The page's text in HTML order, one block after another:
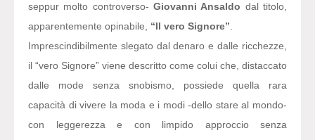
seppur molto controverso- Giovanni Ansaldo dal titolo,
apparentemente opinabile, “Il vero Signore”
Imprescindibilmente slegato dal denaro e dalle ricchezze,
il “vero Signore” viene descritto come colui che, distaccato
dalle mode senza snobismo, possiede quella rara
capacità di vivere la moda e i modi -dello stare al mondo-
con leggerezza e con limpido approccio senza